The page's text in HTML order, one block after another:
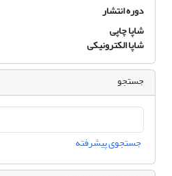
دوره انتشار
شاپا چاپی
شاپا الکترونیکی
جستجو
جستجوی پیشرفته